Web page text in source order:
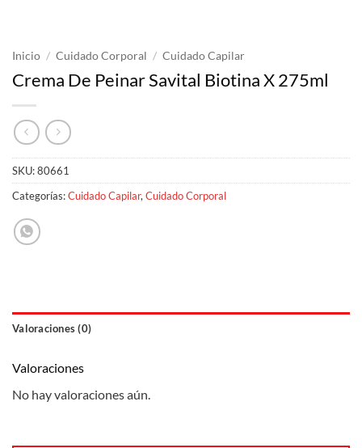
Inicio / Cuidado Corporal / Cuidado Capilar
Crema De Peinar Savital Biotina X 275ml
SKU:80661
Categorías:Cuidado Capilar,Cuidado Corporal
Valoraciones (0)
Valoraciones
No hay valoraciones aún.